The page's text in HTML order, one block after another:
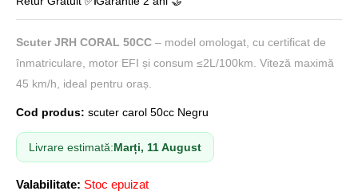
Scuter JRH CORAL 50CC – model omologat, cu certificat de
înmatriculare, motor EFI și consum ≤2L/100km. Viteză maximă
45 km/h, ideal pentru oraș.
Cod produs: scuter carol 50cc Negru
Livrare estimată:Marți, 11 August
Valabilitate: Stoc epuizat